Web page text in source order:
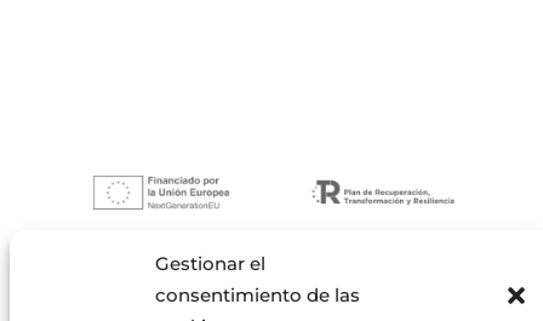
Gestionar el
consentimiento de las